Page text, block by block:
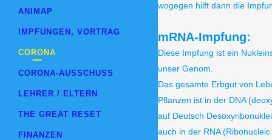
ANIMAP
IMPFUNGEN, VORTRAG
CORONA
CORONA-AUSSCHUSS
LEHRER / ELTERN
THE GREAT RESET
FINANZEN
wogegen hilft dann die
mRNA-Impfung:
Diese Impfung ist ein
unser Genom.
Das gesamte Erbgut von
Pflanzen ist in der DNA
auf Deutsch
auch in der RNA